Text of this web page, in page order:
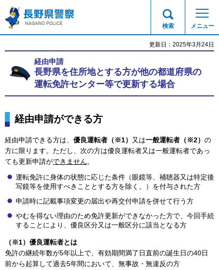
長野県警察
検索 メニュー
更新日：2025年3月24日
経由申請
長野県を住所地とする方が他の都道府県の
運転免許センター等で更新する場合
経由申請ができる方
経由申請できる方は、 優良運転者（※1） 又は一般運転者（※2） の
方に限ります。ただし、次の方は優良運転者又は一般運転者であっ
ても更新申請ができません。
運転免許に身体の状態に応じた条件（眼鏡等、補聴器又は特定後
写鏡等を使用すべきこととする方を除く。）を付与された方
申請時に記載事項変更の届出や再交付申請を併せて行う方
やむを得ない理由のため免許更新ができなかった方で、今回手続
することにより、優良区分又は一般区分に該当となる方
（※1）優良運転者とは
免許の継続年数が5年以上で、有効期間満了日直前の誕生日の40日
前から起算して過去5年間において、無事故・無違反の方